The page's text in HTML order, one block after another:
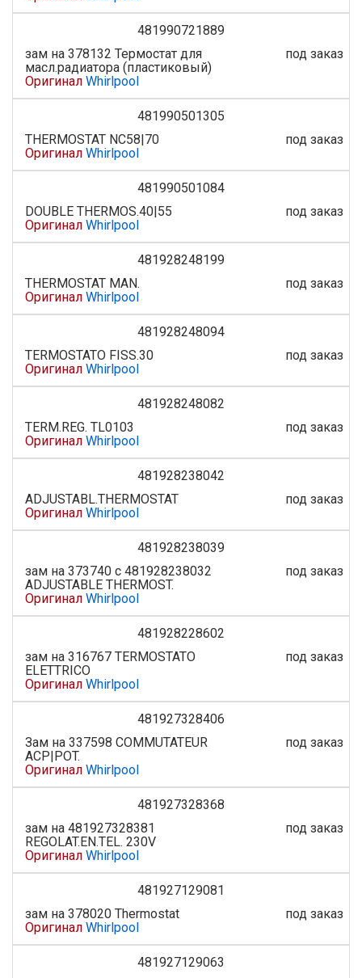
481990721889
зам на 378132 Термостат для
масл.радиатора (пластиковый)
Оригинал Whirlpool
под заказ
481990501305
THERMOSTAT NC58|70
Оригинал Whirlpool
под заказ
481990501084
DOUBLE THERMOS.40|55
Оригинал Whirlpool
под заказ
481928248199
THERMOSTAT MAN.
Оригинал Whirlpool
под заказ
481928248094
TERMOSTATO FISS.30
Оригинал Whirlpool
под заказ
481928248082
TERM.REG. TL0103
Оригинал Whirlpool
под заказ
481928238042
ADJUSTABL.THERMOSTAT
Оригинал Whirlpool
под заказ
481928238039
зам на 373740 с 481928238032
ADJUSTABLE THERMOST.
Оригинал Whirlpool
под заказ
481928228602
зам на 316767 TERMOSTATO
ELETTRICO
Оригинал Whirlpool
под заказ
481927328406
Зам на 337598 COMMUTATEUR
ACP|POT.
Оригинал Whirlpool
под заказ
481927328368
зам на 481927328381
REGOLAT.EN.TEL. 230V
Оригинал Whirlpool
под заказ
481927129081
зам на 378020 Thermostat
Оригинал Whirlpool
под заказ
481927129063